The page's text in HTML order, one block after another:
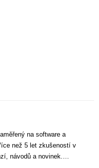
na software a
než 5 let zkušeností v
návodů a novinek.